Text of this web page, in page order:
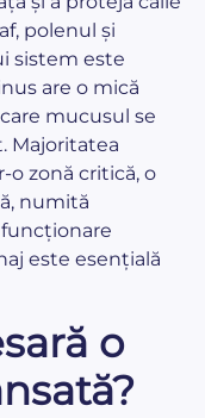
polenul și
sistem este
are o mică
mucusul se
Majoritatea
o zonă critică, o
numită
este esențială
o